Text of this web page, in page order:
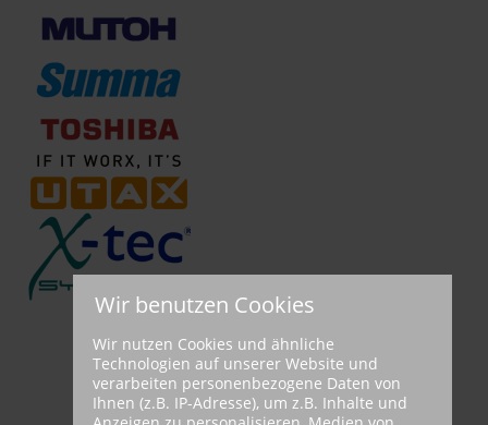
Wir benutzen Cookies
Wir nutzen Cookies und ähnliche
Technologien auf unserer Website und
verarbeiten personenbezogene Daten von
Ihnen (z.B. IP-Adresse), um z.B. Inhalte und